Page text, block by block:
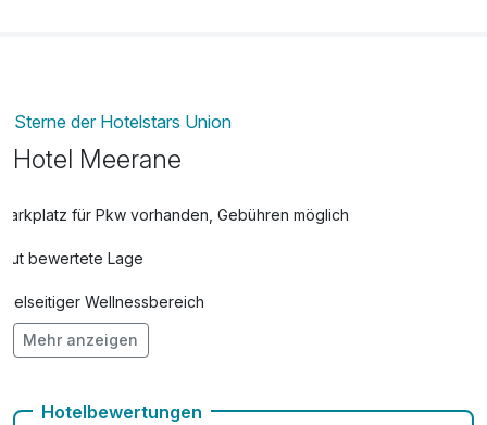
pro Stück
Sterne der Hotelstars Union
Hotel Meerane
Parkplatz für Pkw vorhanden, Gebühren möglich
Gut bewertete Lage
Vielseitiger Wellnessbereich
Hunde im Hotel nicht erlaubt
Mehr anzeigen
Hotelbewertungen